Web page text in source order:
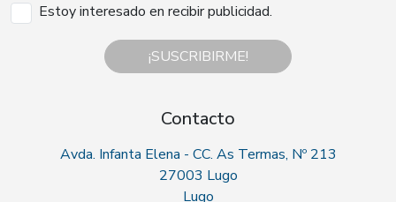
Estoy interesado en recibir publicidad.
¡SUSCRIBIRME!
Contacto
Avda. Infanta Elena - CC. As Termas, Nº 213
27003 Lugo
Lugo